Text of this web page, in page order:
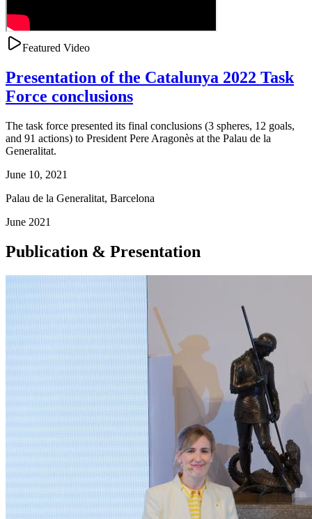
Featured Video
Presentation of the Catalunya 2022 Task
Force conclusions
The task force presented its final conclusions (3 spheres, 12 goals,
and 91 actions) to President Pere Aragonès at the Palau de la
Generalitat.
June 10, 2021
Palau de la Generalitat, Barcelona
June 2021
Publication & Presentation